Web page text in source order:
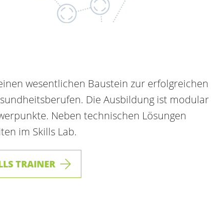
wesentlichen Baustein zur erfolgreichen
Die Ausbildung ist modular
Neben technischen Lösungen
im Skills Lab.
TRAINER